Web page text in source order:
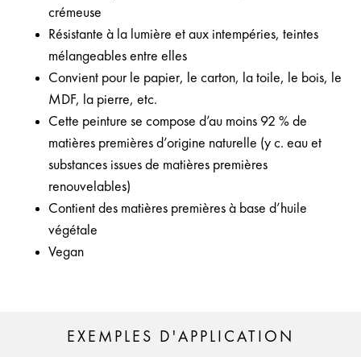
crémeuse
Résistante à la lumière et aux intempéries, teintes
mélangeables entre elles
Convient pour le papier, le carton, la toile, le bois, le
MDF, la pierre, etc.
Cette peinture se compose d’au moins 92 % de
matières premières d’origine naturelle (y c. eau et
substances issues de matières premières
renouvelables)
Contient des matières premières à base d’huile
végétale
Vegan
EXEMPLES D'APPLICATION